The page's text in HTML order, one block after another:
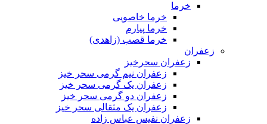
خرما
خرما خاصویی
خرما پیارم
خرما قصب (زاهدی)
زعفران
زعفران سحرخیز
زعفران نیم گرمی سحر خیز
زعفران یک گرمی سحر خیز
زعفران دو گرمی سحر خیز
زعفران یک مثقالی سحر خیز
زعفران نفیس عباس زاده